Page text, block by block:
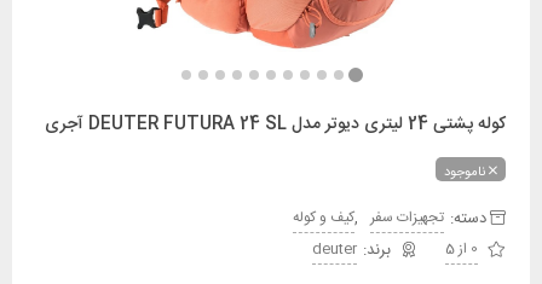
کوله پشتی 24 لیتری دیوتر مدل DEUTER FUTURA 24 SL آجری
ناموجود
دسته: تجهیزات سفر , کیف و کوله
0 از 5
deuter